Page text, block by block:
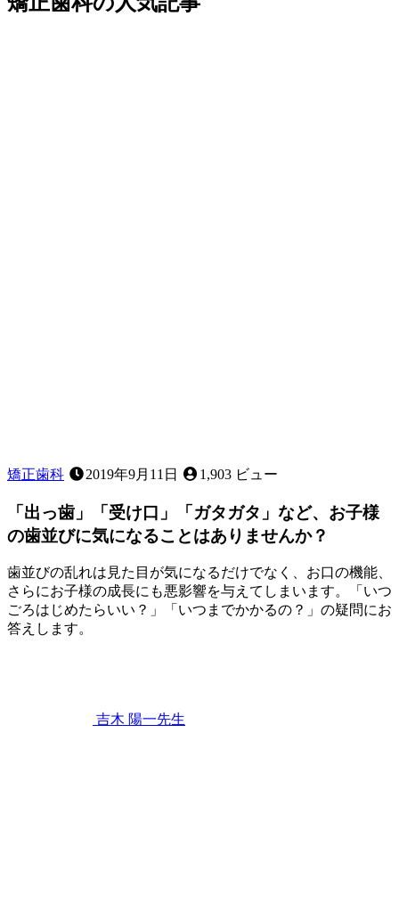
矯正歯科 2019年9月11日 1,903 ビュー
「出っ歯」「受け口」「ガタガタ」など、お子様
の歯並びに気になることはありませんか？
歯並びの乱れは見た目が気になるだけでなく、お口の機能、
さらにお子様の成長にも悪影響を与えてしまいます。「いつ
ごろはじめたらいい？」「いつまでかかるの？」の疑問にお
答えします。
吉木 陽一先生